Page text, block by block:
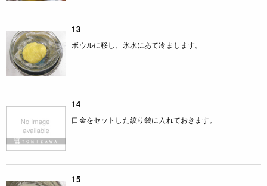
13
ボウルに移し、氷水にあて冷まします。
14
口金をセットした絞り袋に入れておきます。
15